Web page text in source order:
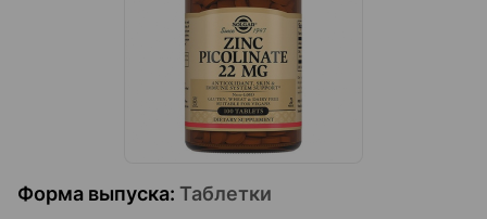
Форма выпуска: Таблетки